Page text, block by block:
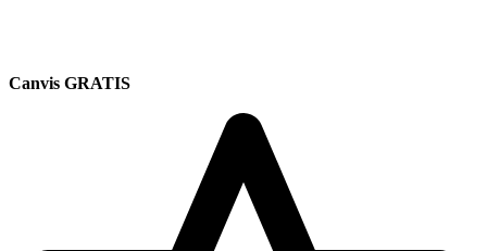
Canvis GRATIS